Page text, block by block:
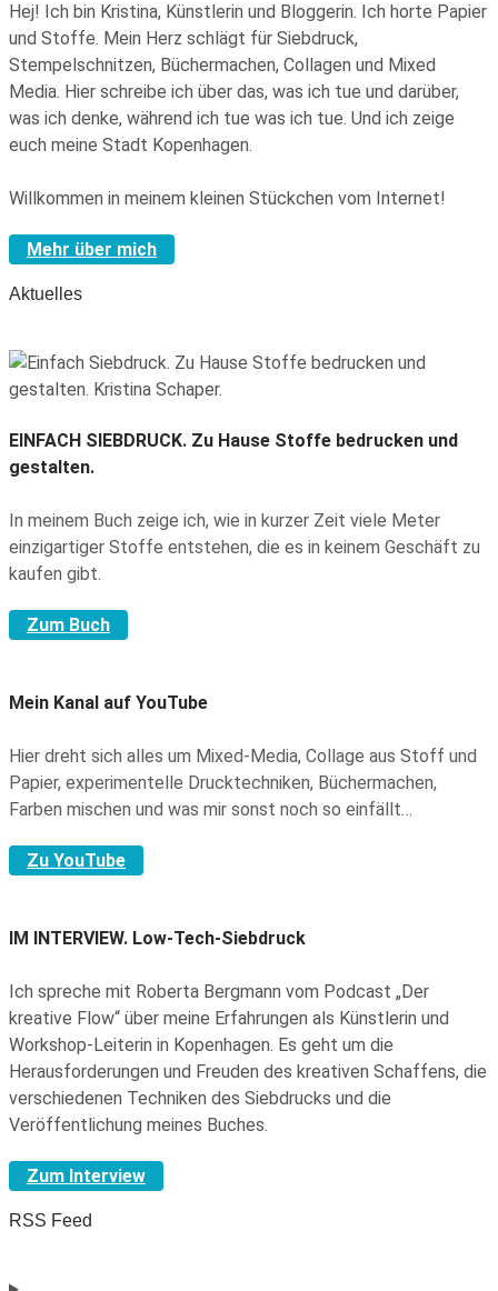
Hej! Ich bin Kristina, Künstlerin und Bloggerin. Ich horte Papier
und Stoffe. Mein Herz schlägt für Siebdruck,
Stempelschnitzen, Büchermachen, Collagen und Mixed
Media. Hier schreibe ich über das, was ich tue und darüber,
was ich denke, während ich tue was ich tue. Und ich zeige
euch meine Stadt Kopenhagen.
Willkommen in meinem kleinen Stückchen vom Internet!
Mehr über mich
Aktuelles
EINFACH SIEBDRUCK. Zu Hause Stoffe bedrucken und
gestalten.
In meinem Buch zeige ich, wie in kurzer Zeit viele Meter
einzigartiger Stoffe entstehen, die es in keinem Geschäft zu
kaufen gibt.
Zum Buch
Mein Kanal auf YouTube
Hier dreht sich alles um Mixed-Media, Collage aus Stoff und
Papier, experimentelle Drucktechniken, Büchermachen,
Farben mischen und was mir sonst noch so einfällt…
Zu YouTube
IM INTERVIEW. Low-Tech-Siebdruck
Ich spreche mit Roberta Bergmann vom Podcast „Der
kreative Flow“ über meine Erfahrungen als Künstlerin und
Workshop-Leiterin in Kopenhagen. Es geht um die
Herausforderungen und Freuden des kreativen Schaffens, die
verschiedenen Techniken des Siebdrucks und die
Veröffentlichung meines Buches.
Zum Interview
RSS Feed